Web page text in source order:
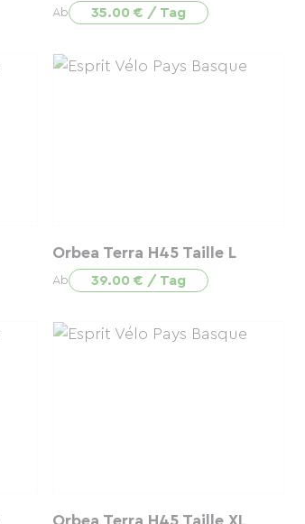
Ab 35.00 € / Tag
Orbea Terra H45 Taille L
Ab 39.00 € / Tag
Orbea Terra H45 Taille XL